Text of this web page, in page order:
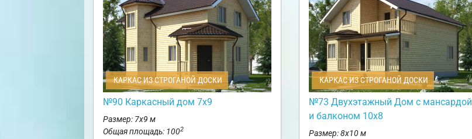
КАРКАС ИЗ СТРОГАНОЙ ДОСКИ
№90 Каркасный дом 7х9
Размер: 7х9 м
Общая площадь: 1002
КАРКАС ИЗ СТРОГАНОЙ ДОСКИ
№73 Двухэтажный Дом с мансардой
и балконом 10х8
Размер: 8х10 м